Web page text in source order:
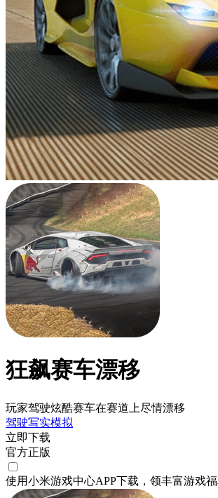
狂飙赛车漂移
玩家驾驶炫酷赛车在赛道上尽情漂移
驾驶写实模拟
立即下载
官方正版
使用小米游戏中心APP下载 ，领丰富游戏福